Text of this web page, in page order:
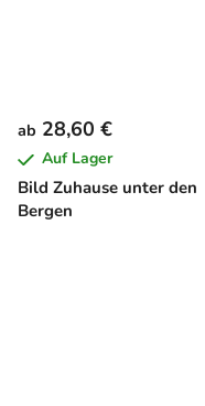
Bild Zuhause unter den
Bergen
ab 28,60 €
Auf Lager